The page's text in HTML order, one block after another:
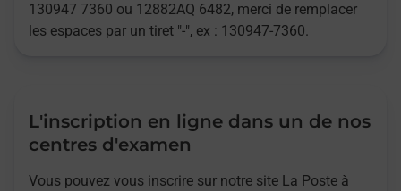
130947 7360 ou 12882AQ 6482, merci de remplacer
les espaces par un tiret "-", ex : 130947-7360.
L'inscription en ligne dans un de nos
centres d'examen
Vous pouvez vous inscrire sur notre site La Poste à